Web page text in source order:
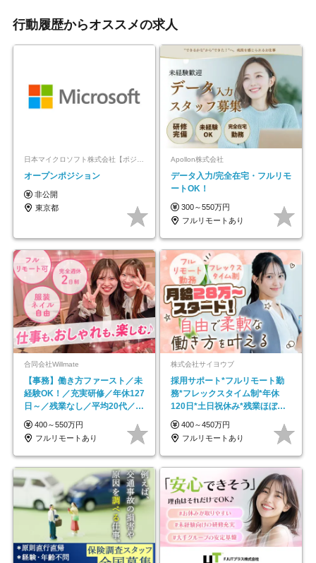
行動履歴からオススメの求人
オープンポジション
非公開
東京都
Apollon株式会社
データ入力/完全在宅・フルリモ
ートOK！
300～550万円
フルリモートあり
合同会社Willmate
【事務】働き方ファースト／未
経験OK！／充実研修／年休127
日～／残業なし／平均20代／リ
モートOK
400～550万円
フルリモートあり
株式会社サイヨウブ
採用サポート*フルリモート勤
務*フレックスタイム制*年休
120日*土日祝休み*残業ほぼな
し*育児中社員8割以上
400～450万円
フルリモートあり